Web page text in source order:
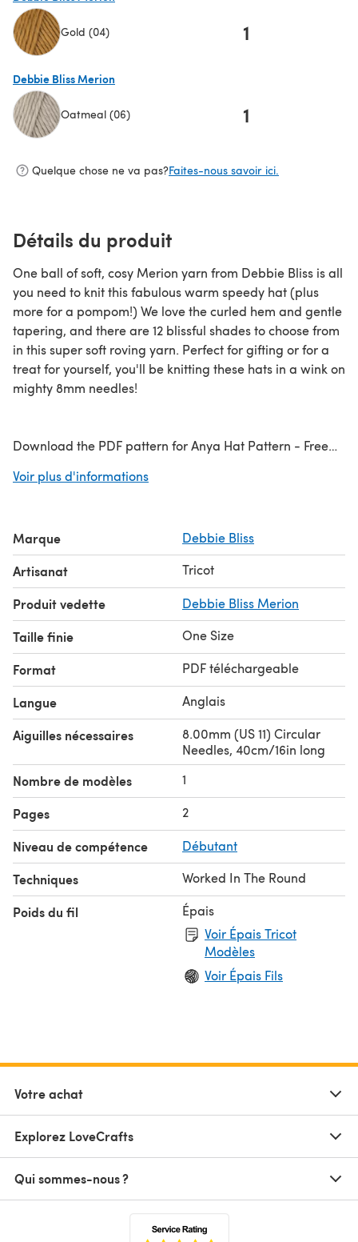
Gold (04) 1
Debbie Bliss Merion
Oatmeal (06) 1
Quelque chose ne va pas?Faites-nous savoir ici.
Détails du produit
One ball of soft, cosy Merion yarn from Debbie Bliss is all
you need to knit this fabulous warm speedy hat (plus
more for a pompom!) We love the curled hem and gentle
tapering, and there are 12 blissful shades to choose from
in this super soft roving yarn. Perfect for gifting or for a
treat for yourself, you'll be knitting these hats in a wink on
mighty 8mm needles!
Download the PDF pattern for Anya Hat Pattern - Free
start knitting today!
patterns at LoveCrafts.com. Check out our amazing
knitting for beginners guide!
Voir plus d'informations
Marque Debbie Bliss
Artisanat Tricot
Produit vedette Debbie Bliss Merion
Taille finie One Size
Format PDF téléchargeable
Langue Anglais
Aiguilles nécessaires
8.00mm (US 11) Circular
Needles, 40cm/16in long
Nombre de modèles 1
Pages 2
Niveau de compétence Débutant
Techniques Worked In The Round
Poids du fil
Épais
Voir Épais Tricot
Modèles
Voir Épais Fils
Votre achat
Explorez LoveCrafts
Qui sommes-nous ?